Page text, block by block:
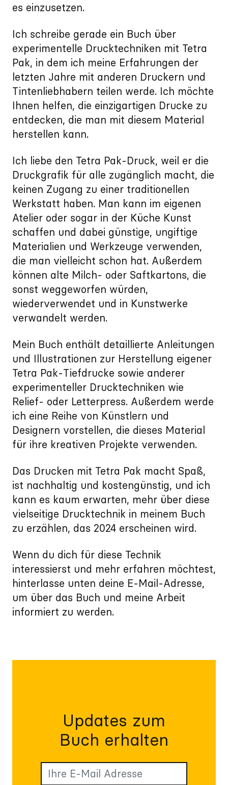
es einzusetzen.
Ich schreibe gerade ein Buch über
experimentelle Drucktechniken mit Tetra
Pak, in dem ich meine Erfahrungen der
letzten Jahre mit anderen Druckern und
Tintenliebhabern teilen werde. Ich möchte
Ihnen helfen, die einzigartigen Drucke zu
entdecken, die man mit diesem Material
herstellen kann.
Ich liebe den Tetra Pak-Druck, weil er die
Druckgrafik für alle zugänglich macht, die
keinen Zugang zu einer traditionellen
Werkstatt haben. Man kann im eigenen
Atelier oder sogar in der Küche Kunst
schaffen und dabei günstige, ungiftige
Materialien und Werkzeuge verwenden,
die man vielleicht schon hat. Außerdem
können alte Milch- oder Saftkartons, die
sonst weggeworfen würden,
wiederverwendet und in Kunstwerke
verwandelt werden.
Mein Buch enthält detaillierte Anleitungen
und Illustrationen zur Herstellung eigener
Tetra Pak-Tiefdrucke sowie anderer
experimenteller Drucktechniken wie
Relief- oder Letterpress. Außerdem werde
ich eine Reihe von Künstlern und
Designern vorstellen, die dieses Material
für ihre kreativen Projekte verwenden.
Das Drucken mit Tetra Pak macht Spaß,
ist nachhaltig und kostengünstig, und ich
kann es kaum erwarten, mehr über diese
vielseitige Drucktechnik in meinem Buch
zu erzählen, das 2024 erscheinen wird.
Wenn du dich für diese Technik
interessierst und mehr erfahren möchtest,
hinterlasse unten deine E-Mail-Adresse,
um über das Buch und meine Arbeit
informiert zu werden.
Updates zum
Buch erhalten